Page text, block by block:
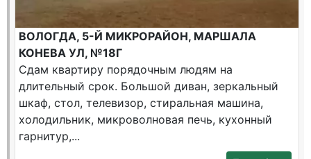
ВОЛОГДА, 5-Й МИКРОРАЙОН, МАРШАЛА
КОНЕВА УЛ, №18Г
Сдам квартиру порядочным людям на
длительный срок. Большой диван, зеркальный
шкаф, стол, телевизор, стиральная машина,
холодильник, микроволновая печь, кухонный
гарнитур,...